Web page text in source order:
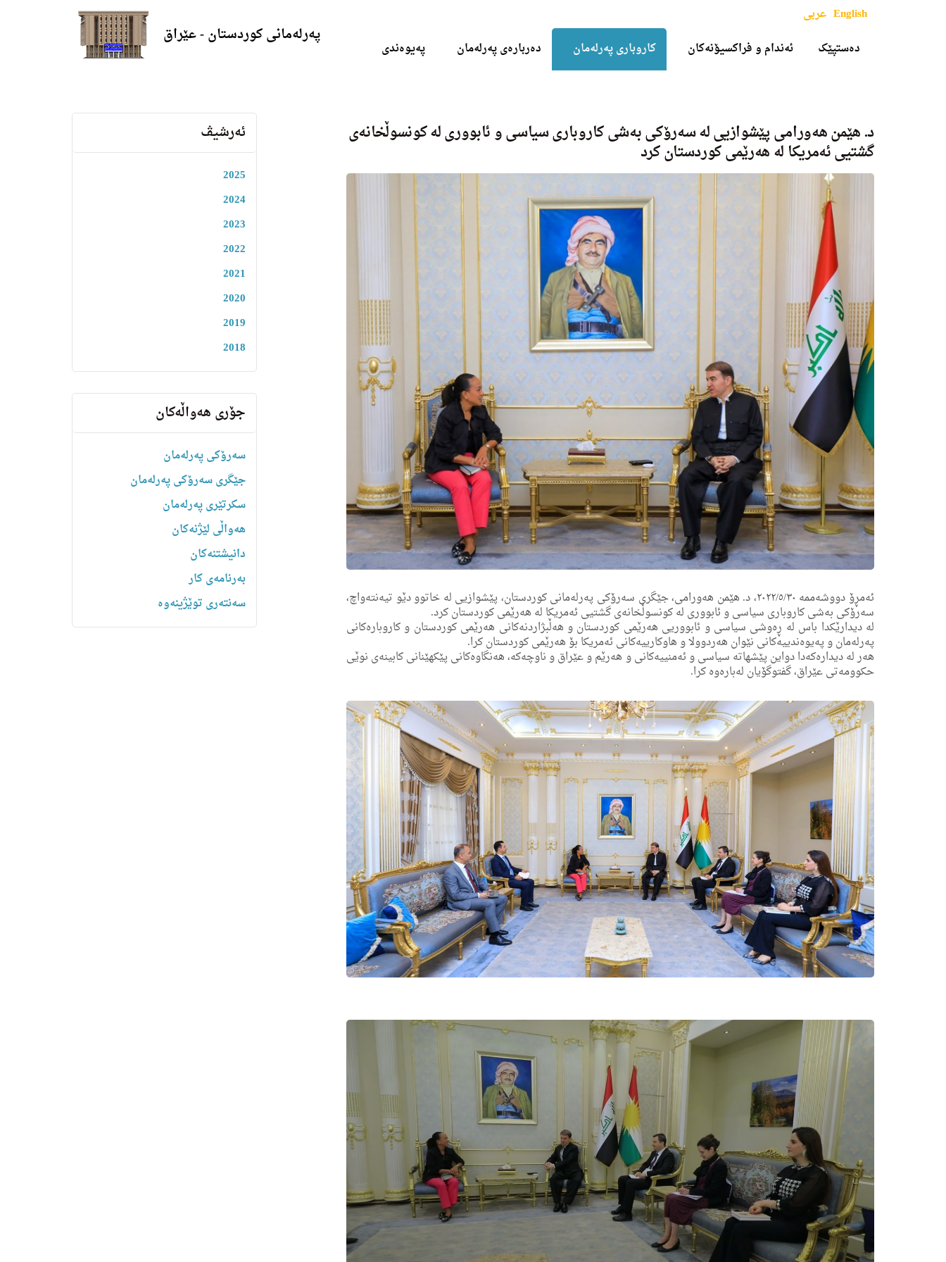
پەرلەمانی کوردستان - عێراق
دەستپێک ئەندام و فراکسیۆنەکان کاروباری پەرلەمان دەربارەی پەرلەمان پەیوەندی
English عربی
د. هێمن هه‌ورامی پێشوازیی له سه‌رۆكی به‌شی كاروباری سیاسی و ئابووری له كونسوڵخانه‌ی
گشتیی ئه‌مریكا له هه‌رێمی كوردستان كرد
ئه‌مڕۆ دووشه‌ممه ٢٠٢٢/٥/٣٠، د. هێمن هه‌ورامی، جێگری سه‌رۆكی په‌رله‌مانی كوردستان، پێشوازیی له خاتوو دێو تیه‌نته‌واچ،
سه‌رۆكی به‌شی كاروباری سیاسی و ئابووری له كونسوڵخانه‌ی گشتیی ئه‌مریكا له هه‌رێمی كوردستان كرد.
له دیدارێكدا باس له ڕه‌وشی سیاسی و ئابووریى هه‌رێمی كوردستان و هه‌ڵبژاردنه‌كانی هه‌رێمی كوردستان و كاروباره‌كانی
په‌رله‌مان و په‌یوه‌ندییه‌كانی نێوان هه‌ردوولا و هاوكارییه‌كانی ئه‌مریكا بۆ هه‌رێمى كوردستان كرا.
هه‌ر له‌ دیداره‌كه‌دا دواین پێشهاته‌ سیاسی و ئه‌منییه‌كانی و هه‌رێم و عێراق و ناوچه‌كه‌، هه‌نگاوه‌كانی پێكهێنانی كابینه‌ی نوێی
حكوومه‌تی عێراق، گفتوگۆیان له‌باره‌وه‌ كرا.
ئەرشیڤ
2025
2024
2023
2022
2021
2020
2019
2018
جۆری هەواڵەکان
سەرۆکی پەرلەمان
جێگری سەرۆکی پەرلەمان
سکرتێری پەرلەمان
هه‌واڵى لێژنه‌كان
دانیشتنه‌کان
بەرنامەی کار
سەنتەری توێژینەوە